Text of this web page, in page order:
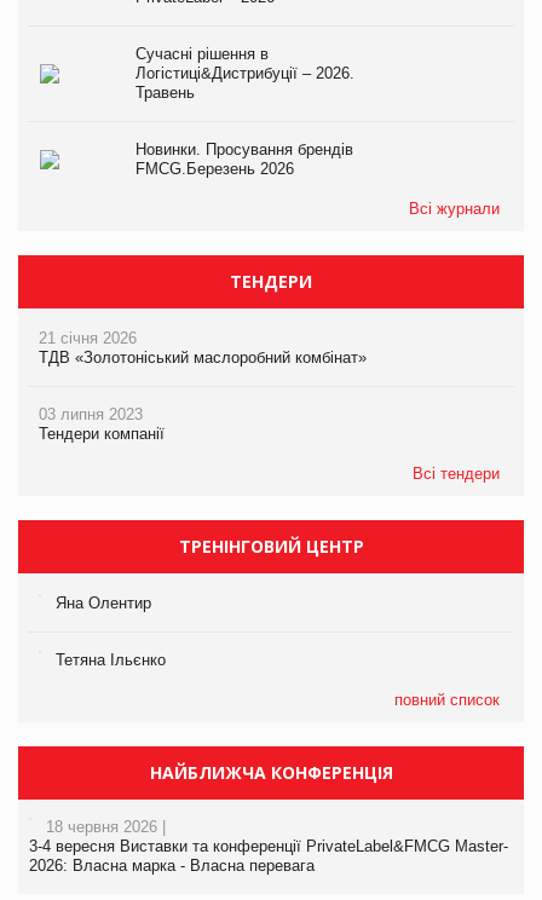
Сучасні рішення в
Логістиці&Дистрибуції – 2026.
Травень
Новинки. Просування брендів
FMCG.Березень 2026
Всі журнали
ТЕНДЕРИ
21 січня 2026
ТДВ «Золотоніський маслоробний комбінат»
03 липня 2023
Тендери компанії
Всі тендери
ТРЕНІНГОВИЙ ЦЕНТР
Яна Олентир
Тетяна Ільєнко
повний список
НАЙБЛИЖЧА КОНФЕРЕНЦІЯ
18 червня 2026 |
3-4 вересня Виставки та конференції PrivateLabel&FMCG Master-
2026: Власна марка - Власна перевага